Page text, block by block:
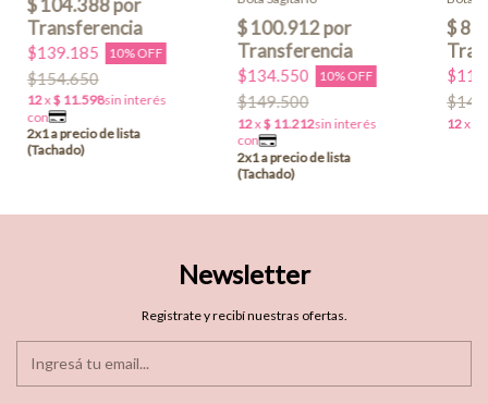
$139.185 10% OFF
$154.650 $134.550 10% OFF
$149.500
Newsletter
Registrate y recibí nuestras ofertas.